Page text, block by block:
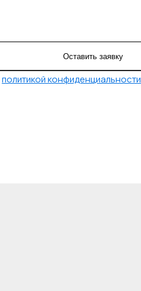
политикой конфиденциальности